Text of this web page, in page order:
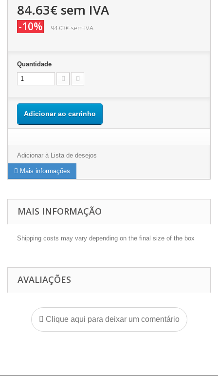
84.63€ sem IVA
-10% 94.03€sem IVA
Quantidade
Adicionar ao carrinho
Adicionar à Lista de desejos
Mais informações
MAIS INFORMAÇÃO
Shipping costs may vary depending on the final size of the box
AVALIAÇÕES
Clique aqui para deixar um comentário